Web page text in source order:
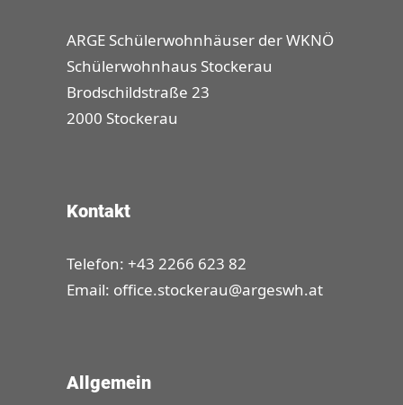
ARGE Schülerwohnhäuser der WKNÖ
Schülerwohnhaus Stockerau
Brodschildstraße 23
2000 Stockerau
Kontakt
Telefon: +43 2266 623 82
Email: office.stockerau@argeswh.at
Allgemein